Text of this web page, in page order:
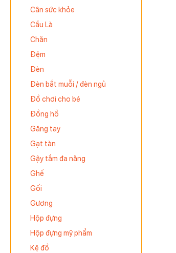
Cân sức khỏe
Cầu Là
Chăn
Đệm
Đèn
Đèn bắt muỗi / đèn ngủ
Đồ chơi cho bé
Đồng hồ
Găng tay
Gạt tàn
Gậy tắm đa năng
Ghế
Gối
Gương
Hộp đựng
Hộp đựng mỹ phẩm
Kệ đồ